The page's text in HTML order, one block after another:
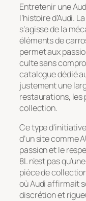
Entretenir une
l’histoire d’Audi.
s’agisse de la
éléments de
permet aux
culte sans
catalogue dédié
justement une
restaurations, les
collection.
Ce type
d’un site comme
passion et le
8L n’est pas
pièce de
où Audi affirmait
discrétion et